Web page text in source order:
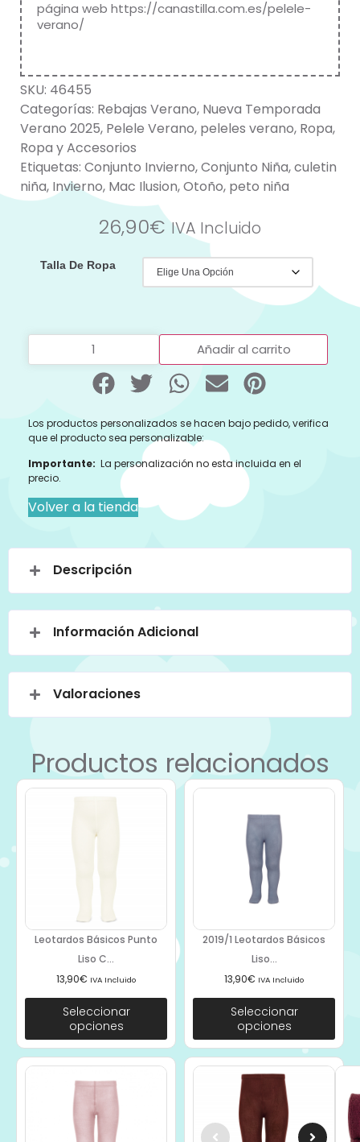
página web https://canastilla.com.es/pelele-
verano/
SKU: 46455
Categorías: Rebajas Verano, Nueva Temporada
Verano 2025, Pelele Verano, peleles verano, Ropa,
Ropa y Accesorios
Etiquetas: Conjunto Invierno,Conjunto Niña,culetin
niña, Invierno, Mac Ilusion,Otoño, peto niña
26,90€ IVA Incluido
Talla De Ropa
Añadir al carrito
Los productos personalizados se hacen bajo pedido, verifica
que el producto sea personalizable:
Importante: La personalización no esta incluida en el
precio.
Volver a la tienda
Descripción
Información Adicional
Valoraciones
Productos relacionados
Leotardos Básicos Punto
Liso C...
13,90€ IVA Incluido
Seleccionar
opciones
2019/1 Leotardos Básicos
Liso...
13,90€ IVA Incluido
Seleccionar
opciones